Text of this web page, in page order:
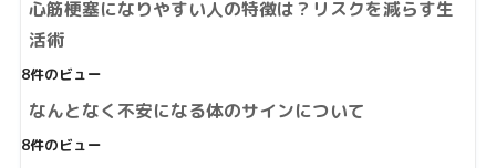
心筋梗塞になりやすい人の特徴は？リスクを減らす生
活術
8件のビュー
なんとなく不安になる体のサインについて
8件のビュー